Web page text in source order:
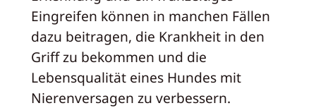
Eingreifen können in manchen Fällen
dazu beitragen, die Krankheit in den
Griff zu bekommen und die
Lebensqualität eines Hundes mit
Nierenversagen zu verbessern.